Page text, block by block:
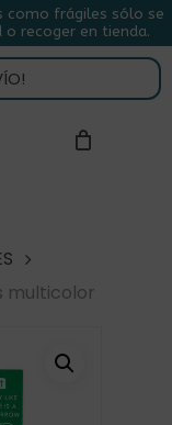
como frágiles sólo se
o recoger en tienda.
CLOSE
CART
multicolor